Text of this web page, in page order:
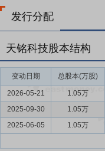
发行分配
天铭科技股本结构
变动日期 总股本(万股)
2026-05-21 1.05万
2025-09-30
1.05万
2025-06-05
1.05万